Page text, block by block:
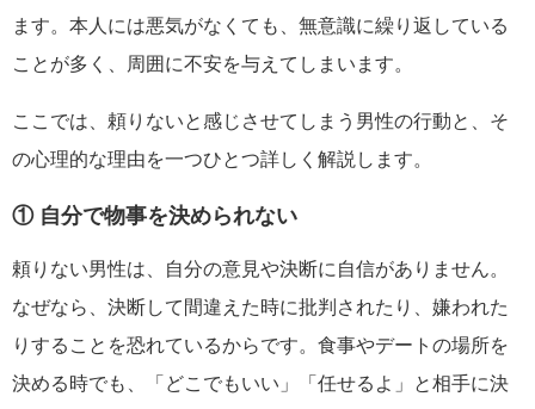
ます。本人には悪気がなくても、無意識に繰り返している
ことが多く、周囲に不安を与えてしまいます。
ここでは、頼りないと感じさせてしまう男性の行動と、そ
の心理的な理由を一つひとつ詳しく解説します。
① 自分で物事を決められない
頼りない男性は、自分の意見や決断に自信がありません。
なぜなら、決断して間違えた時に批判されたり、嫌われた
りすることを恐れているからです。食事やデートの場所を
決める時でも、「どこでもいい」「任せるよ」と相手に決